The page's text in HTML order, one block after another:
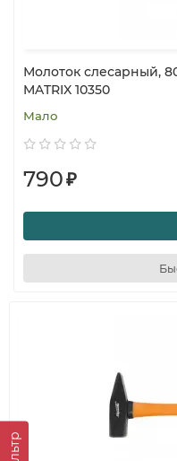
Молоток слесарный,
MATRIX 10350
Мало
790₽